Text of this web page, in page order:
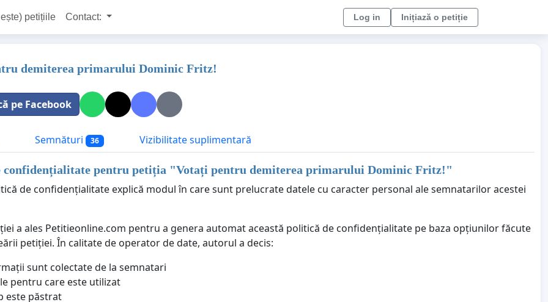
petițiile Contact: Log in Inițiază o petiție
demiterea primarului Dominic Fritz!
pe Facebook
Semnături 36 Vizibilitate suplimentară
confidențialitate pentru petiția "Votați pentru demiterea primarului Dominic Fritz!"
de confidențialitate explică modul în care sunt prelucrate datele cu caracter personal ale semnatarilor acestei
a ales Petitieonline.com pentru a genera automat această politică de confidențialitate pe baza opțiunilor făcute
petiției. În calitate de operator de date, autorul a decis:
sunt colectate de la semnatari
pentru care este utilizat
este păstrat